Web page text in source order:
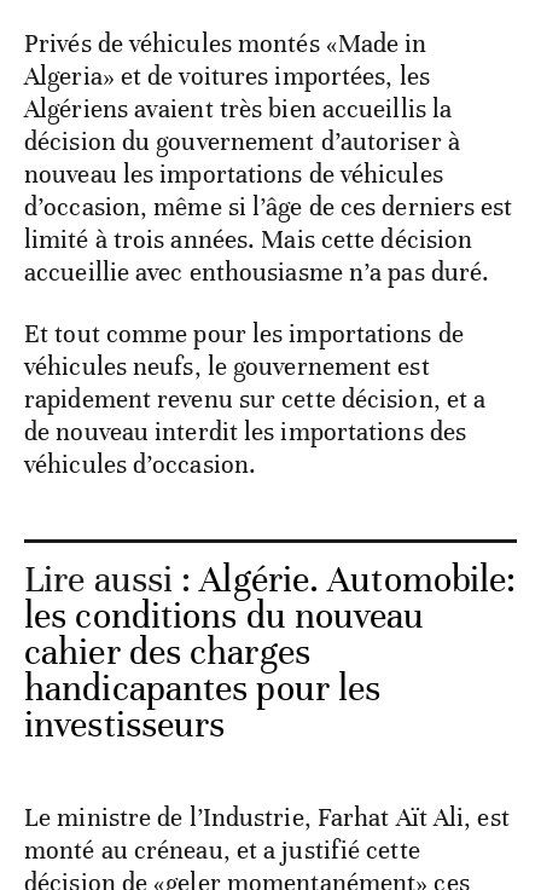
Privés de véhicules montés «Made in
Algeria» et de voitures importées, les
Algériens avaient très bien accueillis la
décision du gouvernement d’autoriser à
nouveau les importations de véhicules
d’occasion, même si l’âge de ces derniers est
limité à trois années. Mais cette décision
accueillie avec enthousiasme n’a pas duré.
Et tout comme pour les importations de
véhicules neufs, le gouvernement est
rapidement revenu sur cette décision, et a
de nouveau interdit les importations des
véhicules d’occasion.
Lire aussi :Algérie. Automobile:
les conditions du nouveau
cahier des charges
handicapantes pour les
investisseurs
Le ministre de l’Industrie, Farhat Aït Ali, est
monté au créneau, et a justifié cette
décision de «geler momentanément» ces